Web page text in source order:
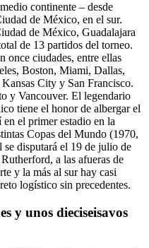
continente – desde
de México, en el sur.
de México, Guadalajara
de 13 partidos del torneo.
once ciudades, entre ellas
Boston, Miami, Dallas,
City y San Francisco.
y Vancouver. El legendario
tiene el honor de albergar el
el primer estadio en la
Copas del Mundo (1970,
disputará el 19 de julio de
a las afueras de
y la más al sur hay casi
logístico sin precedentes.
y unos dieciseisavos